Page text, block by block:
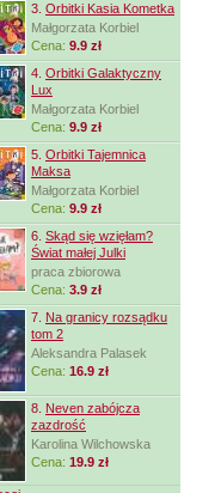
3. Orbitki Kasia Kometka
Małgorzata Korbiel
Cena: 9.9 zł
4. Orbitki Galaktyczny
Lux
Małgorzata Korbiel
Cena: 9.9 zł
5. Orbitki Tajemnica
Maksa
Małgorzata Korbiel
Cena: 9.9 zł
6. Skąd się wzięłam?
Świat małej Julki
praca zbiorowa
Cena: 3.9 zł
7. Na granicy rozsądku
tom 2
Aleksandra Palasek
Cena: 16.9 zł
8. Neven zabójcza
zazdrość
Karolina Wilchowska
Cena: 19.9 zł